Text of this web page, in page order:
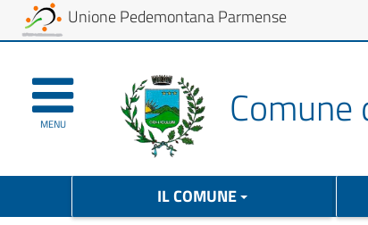
Unione Pedemontana Parmense
MENU Comune
IL COMUNE